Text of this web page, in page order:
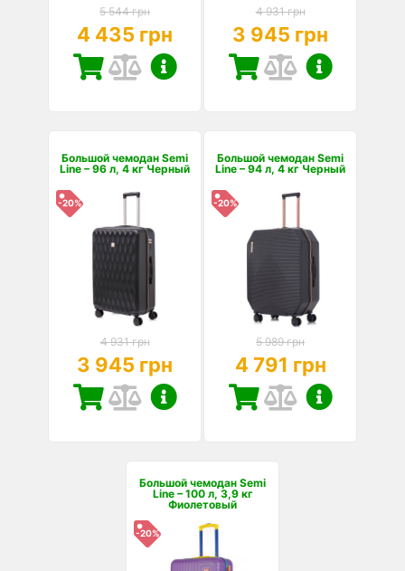
5 544 грн
4 435 грн
4 931 грн
3 945 грн
Большой чемодан Semi
Line – 96 л, 4 кг Черный
-20%
4 931 грн
3 945 грн
Большой чемодан Semi
Line – 94 л, 4 кг Черный
-20%
5 989 грн
4 791 грн
Большой чемодан Semi
Line – 100 л, 3,9 кг
Фиолетовый
-20%